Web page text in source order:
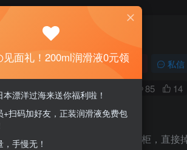
关注 私信
85 14
领200ml润滑液哦～
学找衣服洗澡的时候翻错了衣柜，直接
见面礼！200ml润滑液0元领
本漂洋过海来送你福利啦！
+扫码加好友，正装润滑液免费包
手慢无！